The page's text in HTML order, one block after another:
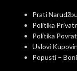
Prati Narudžbu
Politika
Politika
Uslovi
Popusti –